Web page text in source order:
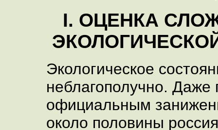
I. ОЦЕНКА
Экологическое
неблагополучно. Даже
официальным
около половины